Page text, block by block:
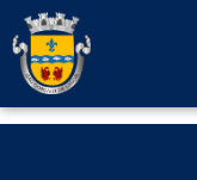
Ata Nº